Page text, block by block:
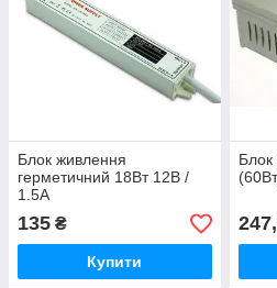
Блок живлення
герметичний 18Вт 12В /
1.5А
135 ₴
Купити